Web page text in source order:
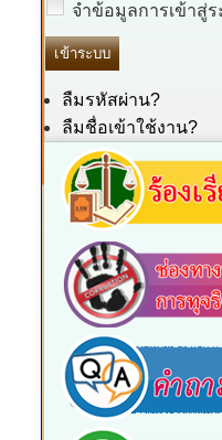
จำข้อมูลการเข้าสู่ร
ลืมรหัสผ่าน?
ลืมชื่อเข้าใช้งาน?